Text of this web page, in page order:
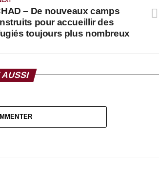
– De nouveaux camps
pour accueillir des
toujours plus nombreux
AUSSI